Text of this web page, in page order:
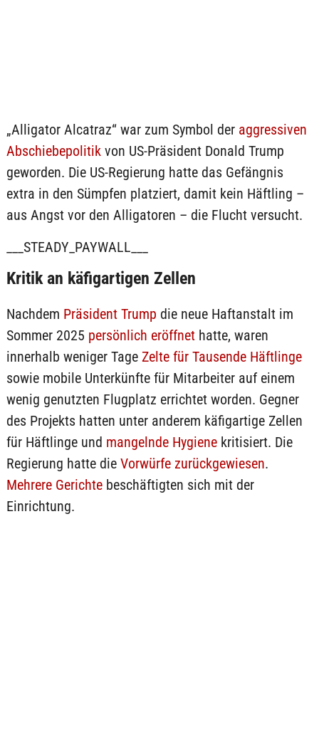
„Alligator Alcatraz“ war zum Symbol der aggressiven
Abschiebepolitikvon US-Präsident Donald Trump
geworden. Die US-Regierung hatte das Gefängnis
extra in den Sümpfen platziert, damit kein Häftling –
aus Angst vor den Alligatoren – die Flucht versucht.
___STEADY_PAYWALL___
Kritik an käfigartigen Zellen
Nachdem Präsident Trump die neue Haftanstalt im
Sommer 2025 persönlich eröffnethatte, waren
innerhalb weniger Tage Zelte für Tausende Häftlinge
sowie mobile Unterkünfte für Mitarbeiter auf einem
wenig genutzten Flugplatz errichtet worden. Gegner
des Projekts hatten unter anderem käfigartige Zellen
für Häftlinge und mangelnde Hygienekritisiert. Die
Regierung hatte die Vorwürfe zurückgewiesen.
Mehrere Gerichtebeschäftigten sich mit der
Einrichtung.